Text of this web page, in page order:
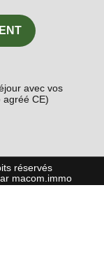
avec vos
agréé CE)
réservés
macom.immo